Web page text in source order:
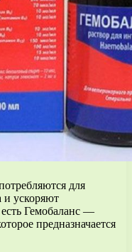
для
и ускоряют
Гемобаланс —
предназначается